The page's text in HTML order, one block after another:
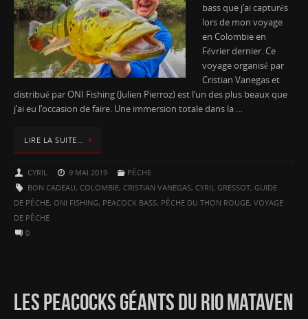
bass que j’ai capturés
lors de mon voyage
en Colombie en
Février dernier. Ce
voyage organisé par
Cristian Vanegas et
distribué par ONI Fishing (Julien Pierroz) est l’un des plus beaux que
j’ai eu l’occasion de faire. Une immersion totale dans la …
LIRE LA SUITE…
CYRIL 9 MAI 2019
PÊCHE
BON CADEAU, COLOMBIE, CRISTIAN VANEGAS, CYRIL GRESSOT, GUIDE
DE PÊCHE, ONI FISHING, PEACOCK BASS, PÊCHE DU THON ROUGE, VOYAGE
DE PÊCHE
0
LES PEACOCKS GÉANTS DU RIO MATAVEN